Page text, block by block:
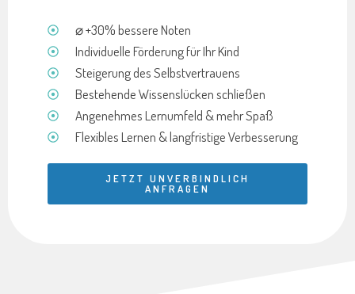
⌀ +30% bessere Noten
Individuelle Förderung für Ihr Kind
Steigerung des Selbstvertrauens
Bestehende Wissenslücken schließen
Angenehmes Lernumfeld & mehr Spaß
Flexibles Lernen & langfristige Verbesserung
JETZT UNVERBINDLICH
ANFRAGEN